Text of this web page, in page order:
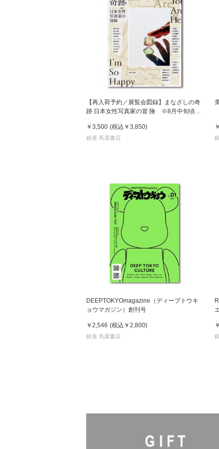
【再入荷予約／展覧会図録】まなざしの奇
跡 日本女性写真家の冒 険 ※8月中旬頃入
￥3,500 (税込 ￥3,850)
銀座 蔦屋書店
DEEPTOKYOmagazine（ディープトウキ
ョウマガジン）創刊号
￥2,546 (税込 ￥2,800)
銀座 蔦屋書店